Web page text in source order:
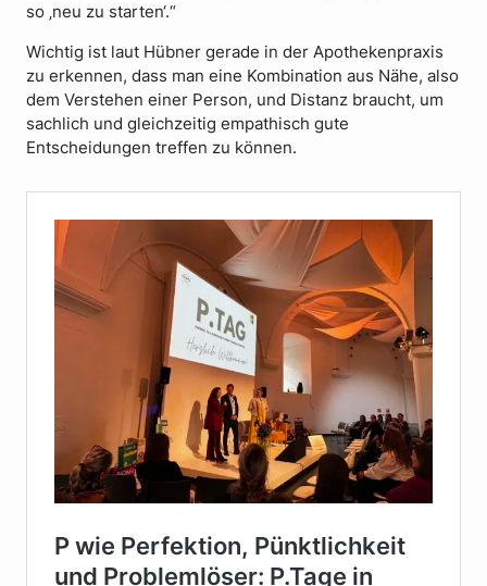
so ‚neu zu starten‘.“
Wichtig ist laut Hübner gerade in der Apothekenpraxis
zu erkennen, dass man eine Kombination aus Nähe, also
dem Verstehen einer Person, und Distanz braucht, um
sachlich und gleichzeitig empathisch gute
Entscheidungen treffen zu können.